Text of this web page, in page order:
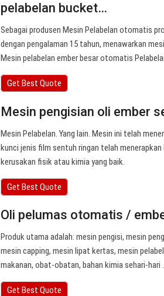
pelabelan bucket…
Sebagai produsen Mesin Pelabelan otomatis
dengan pengalaman 15 tahun, menawarkan
Mesin pelabelan ember besar otomatis
Get Best Quote
Mesin pengisian oli ember
Mesin Pelabelan. Yang lain. Mesin ini telah
kunci jenis film sentuh ringan telah
kerusakan fisik atau kimia yang baik.
Get Best Quote
Oli pelumas otomatis /
Produk utama adalah: mesin pengisi, mesin
mesin capping, mesin lipat kertas, mesin
makanan, obat-obatan, bahan kimia sehari-hari
Get Best Quote